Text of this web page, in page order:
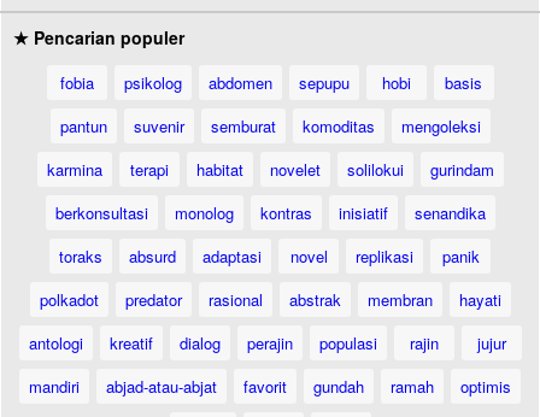
★ Pencarian populer
fobia psikolog abdomen sepupu hobi
basis
pantun
suvenir semburat komoditas
mengoleksi
karmina
terapi habitat novelet solilokui
gurindam
berkonsultasi
monolog kontras inisiatif
senandika
toraks
absurd adaptasi novel replikasi
panik
polkadot
predator rasional abstrak membran
hayati
antologi
kreatif dialog perajin populasi rajin
jujur
mandiri
abjad-atau-abjat favorit gundah ramah
optimis